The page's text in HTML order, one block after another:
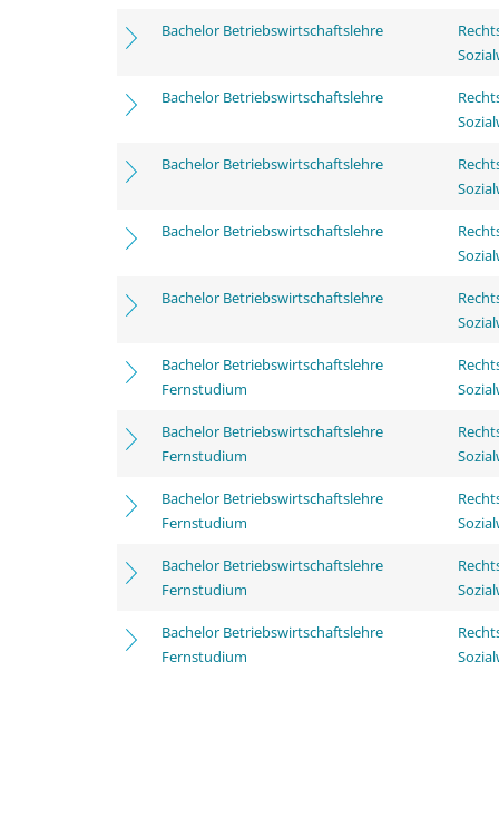
Bachelor Betriebswirtschaftslehre
Bachelor Betriebswirtschaftslehre
Bachelor Betriebswirtschaftslehre
Bachelor Betriebswirtschaftslehre
Bachelor Betriebswirtschaftslehre
Bachelor Betriebswirtschaftslehre
Fernstudium
Bachelor Betriebswirtschaftslehre
Fernstudium
Bachelor Betriebswirtschaftslehre
Fernstudium
Bachelor Betriebswirtschaftslehre
Fernstudium
Bachelor Betriebswirtschaftslehre
Fernstudium